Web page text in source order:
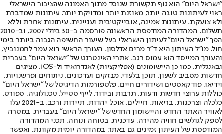
"ישראל היום" הוא גוף תקשורת שנוסד מתוך האמונה שהציבור הישראלי
ראוי לעיתונות טובה יותר, מאוזנת יותר ומדויקת יותר. עיתונות שמדברת
ולא צועקת. עיתונות אמינה, אובייקטיבית ועניינית. עיתונות אחרת וללא
תשלום. המהדורה המודפסת הראשונה פורסמה ב-30 ביולי 2007, וב-2010
הפך "ישראל היום" לעיתון הישראלי בעל שיעור החשיפה הגבוה ביותר בימי
חול. מו"ל העיתון היא ד"ר מרים אדלסון. העורך הראשי הוא עמר לחמנוביץ,
והעורך המייסד הוא עמוס רגב. אתרי האינטרנט של "ישראל היום" בעברית
ובאנגלית, כמו כן היישומונים (אפליקציות) לאנדרואיד ול-iOS, מציגים
חדשות מסביב לשעון, תוכן בלעדי, מבזקים ועדכונים, ניתוחים ופרשנויות,
וידיאו, פודקאסטים ושידורים חיים. פלטפורמות הדיגיטל של "ישראל היום"
כוללות ערוצי חדשות ודעות, תרבות ובידור, לייף סטייל, טכנולוגיה, ספורט,
כלכלה וצרכנות, בריאות, חיילים, אוכל, יהדות, תיירות ורכב. ב-2021 עלו
לאוויר האתר החדש והיישומון החדש של "ישראל היום" בעברית, במטרה
לספק לגולשים חוויה מהירה, עדכנית, בטוחה ונוחה. תכני המהדורה
המודפסת של העיתון זמינים גם באתר, במהדורה יומית מקוונת, ואפשר